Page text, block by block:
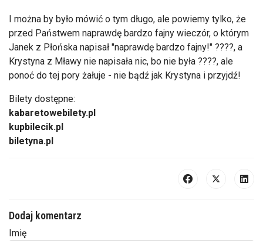
I można by było mówić o tym długo, ale powiemy tylko, że
przed Państwem naprawdę bardzo fajny wieczór, o którym
Janek z Płońska napisał "naprawdę bardzo fajny!" ????, a
Krystyna z Mławy nie napisała nic, bo nie była ????, ale
ponoć do tej pory żałuje - nie bądź jak Krystyna i przyjdź!
Bilety dostępne:
kabaretowebilety.pl
kupbilecik.pl
biletyna.pl
Dodaj komentarz
Imię